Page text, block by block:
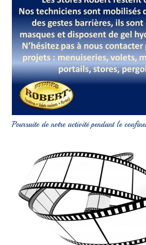
Poursuite de notre activité pendant le